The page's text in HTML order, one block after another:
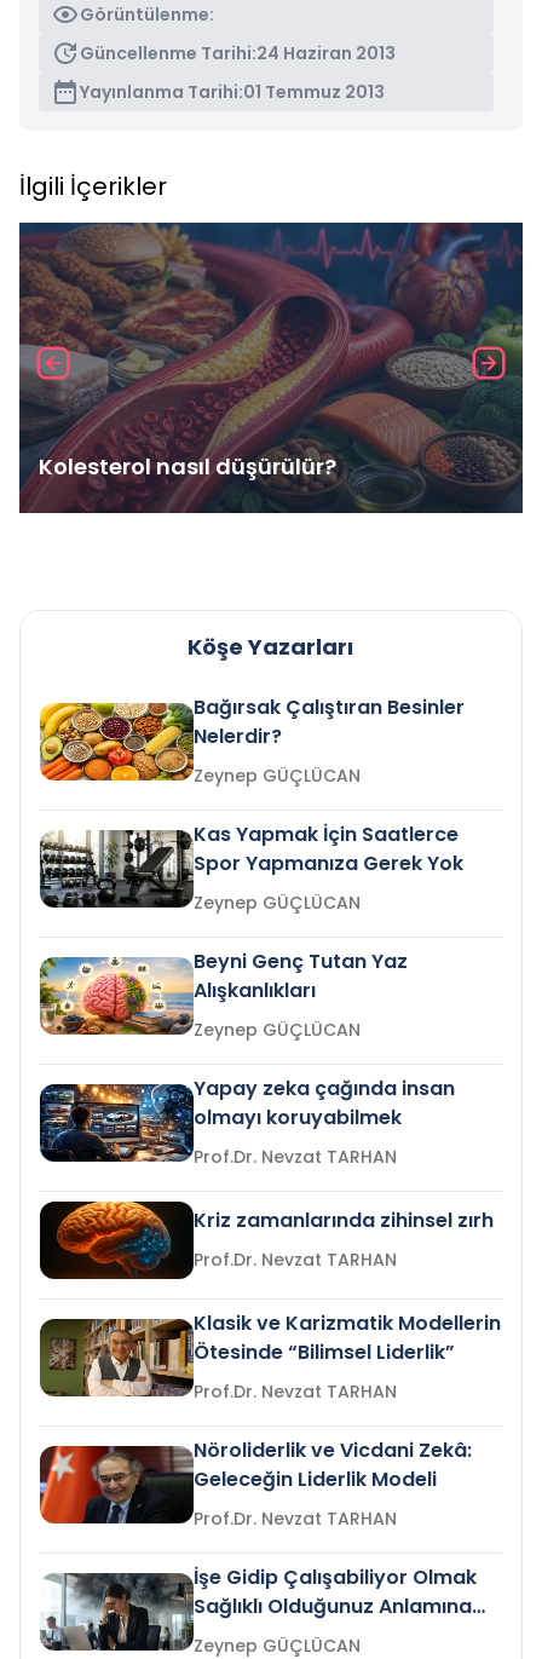
Görüntülenme:
Güncellenme Tarihi:24 Haziran 2013
Yayınlanma Tarihi:01 Temmuz 2013
İlgili İçerikler
Kolesterol nasıl düşürülür?
Köşe Yazarları
Bağırsak Çalıştıran Besinler
Nelerdir?
Zeynep GÜÇLÜCAN
Kas Yapmak İçin Saatlerce
Spor Yapmanıza Gerek Yok
Zeynep GÜÇLÜCAN
Beyni Genç Tutan Yaz
Alışkanlıkları
Zeynep GÜÇLÜCAN
Yapay zeka çağında insan
olmayı koruyabilmek
Prof.Dr. Nevzat TARHAN
Kriz zamanlarında zihinsel zırh
Prof.Dr. Nevzat TARHAN
Klasik ve Karizmatik Modellerin
Ötesinde “Bilimsel Liderlik”
Prof.Dr. Nevzat TARHAN
Nöroliderlik ve Vicdani Zekâ:
Geleceğin Liderlik Modeli
Prof.Dr. Nevzat TARHAN
İşe Gidip Çalışabiliyor Olmak
Sağlıklı Olduğunuz Anlamına
Gelir mi?Zeynep GÜÇLÜCAN